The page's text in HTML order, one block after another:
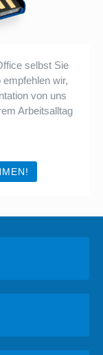
selbst Sie
wir,
von uns
Arbeitsalltag